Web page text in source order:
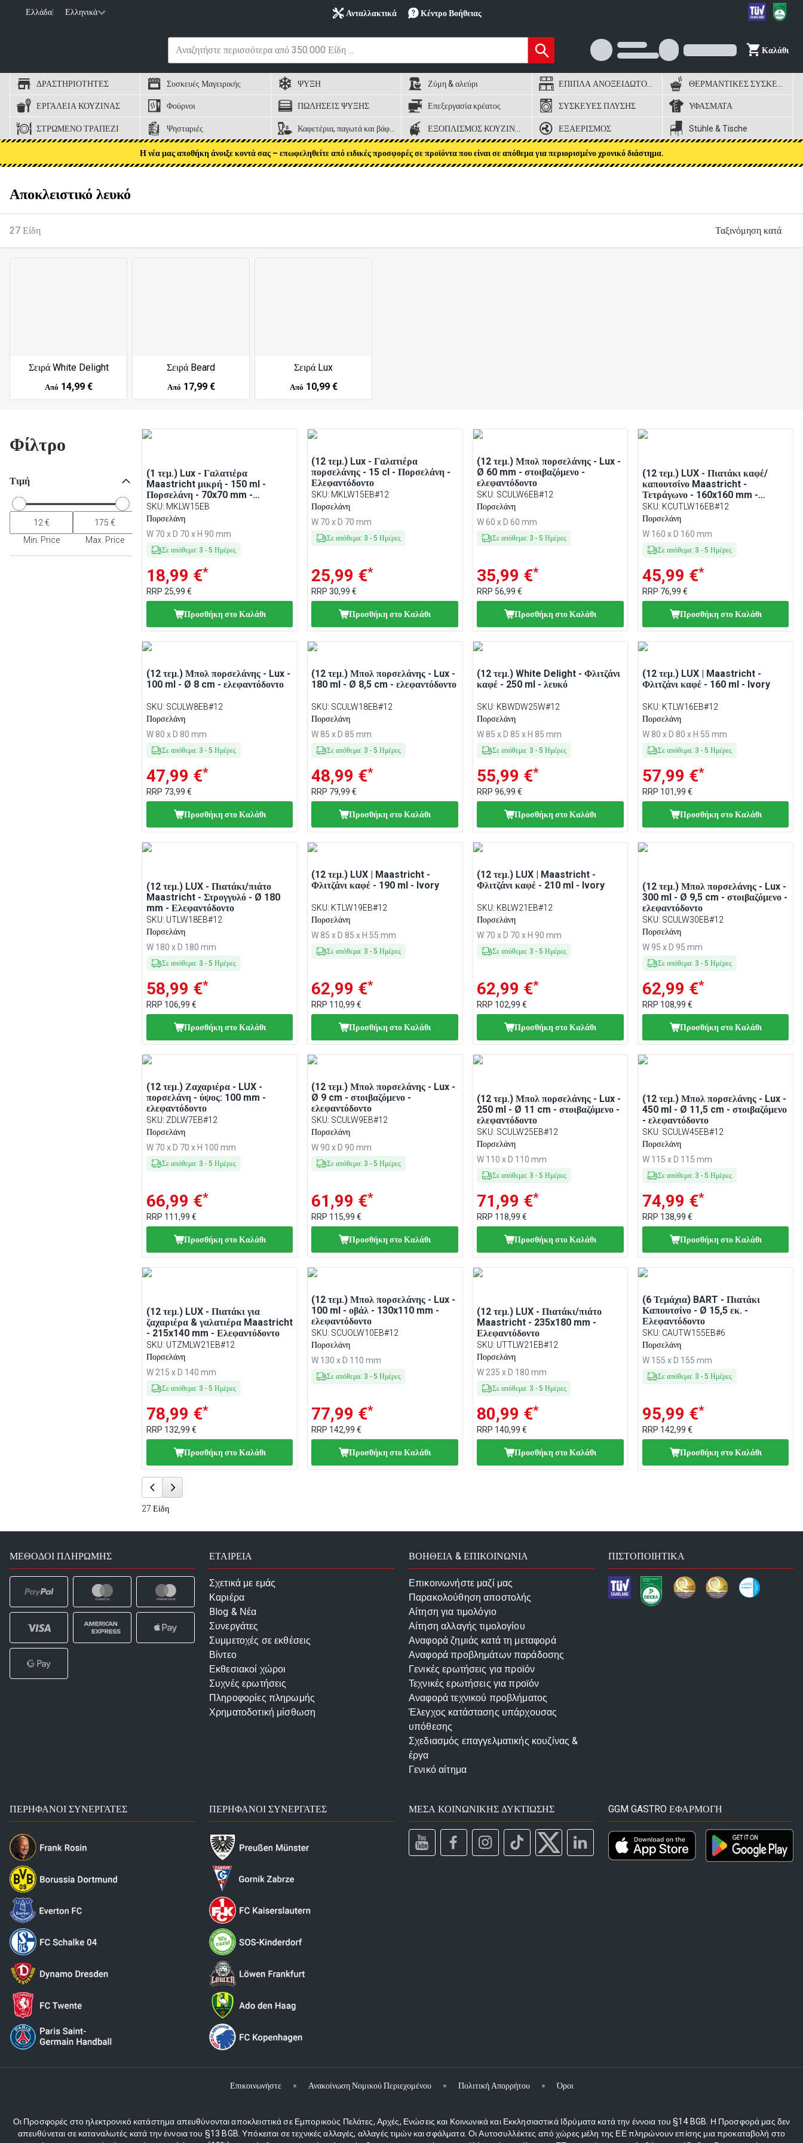
Ελλάδα Ελληνικά Ανταλλακτικά Κέντρο Βοήθειας
Καλάθι
ΔΡΑΣΤΗΡΙΟΤΗΤΕΣ Συσκευές Μαγειρικής ΨΥΞΗ Ζύμη & αλεύρι ΕΠΙΠΛΑ ΑΝΟΞΕΙΔΩΤΟΣ ΧΑΛΥΒΑΣ
ΕΡΓΑΛΕΙΑ ΚΟΥΖΙΝΑΣ Φούρνοι ΠΩΛΗΣΕΙΣ ΨΥΞΗΣ Επεξεργασία κρέατος ΣΥΣΚΕΥΕΣ ΠΛΥΣΗΣ ΥΦΑΣΜΑΤΑ
ΣΤΡΩΜΕΝΟ ΤΡΑΠΕΖΙ Ψησταριές Καφετέρια, παγωτά και βάφλες ΕΞΑΕΡΙΣΜΟΣ Stühle & Tische
Η νέα μας αποθήκη άνοιξε κοντά σας – επωφεληθείτε από ειδικές προσφορές σε προϊόντα που είναι σε απόθεμα για περιορισμένο χρονικό διάστημα.
Αποκλειστικό λευκό
27 Είδη Ταξινόμηση κατά
Σειρά White Delight
Από 14,99 €
Σειρά Beard
Από 17,99 €
Σειρά Lux
Από 10,99 €
Φίλτρο
Τιμή
Min. Price Max. Price
(1 τεμ.) Lux - Γαλατιέρα
Maastricht μικρή - 150 ml -
Πορσελάνη - 70x70 mm -
Ελεφαντόδοντο
SKU: MKLW15EB
Πορσελάνη
W 70 x D 70 x H 90 mm
Σε απόθεμα: 3 - 5 Ημέρες
18,99 €*
RRP 25,99 €
Προσθήκη στο Καλάθι
(12 τεμ.) Lux - Γαλατιέρα
πορσελάνης - 15 cl - Πορσελάνη -
Ελεφαντόδοντο
SKU: MKLW15EB#12
Πορσελάνη
W 70 x D 70 mm
Σε απόθεμα: 3 -5 Ημέρες
25,99 €*
RRP30,99 €
Προσθήκη στο Καλάθι
(12 τεμ.) Μπολ πορσελάνης - Lux -
Ø 60 mm - στοιβαζόμενο -
ελεφαντόδοντο
SKU: SCULW6EB#12
Πορσελάνη
W 60 x D 60 mm
Σε απόθεμα: 3 -5 Ημέρες
35,99 €*
RRP 56,99 €
Προσθήκη στο Καλάθι
(12 τεμ.) LUX - Πιατάκι καφέ/
καπουτσίνο Maastricht -
Τετράγωνο - 160x160 mm -
Ελεφαντόδοντο
SKU: KCUTLW16EB#12
Πορσελάνη
W 160 x D 160 mm
Σε απόθεμα: 3 - 5 Ημέρες
45,99 €*
RRP 76,99 €
Προσθήκη στο Καλάθι
(12 τεμ.) Μπολ πορσελάνης - Lux -
100 ml - Ø 8 cm - ελεφαντόδοντο
SKU: SCULW8EB#12
Πορσελάνη
W 80 x D 80 mm
Σε απόθεμα: 3 - 5 Ημέρες
47,99 €*
RRP 73,99 €
Προσθήκη στο Καλάθι
(12 τεμ.) Μπολ πορσελάνης - Lux -
180 ml - Ø 8,5 cm - ελεφαντόδοντο
SKU: SCULW18EB#12
Πορσελάνη
W 85 x D 85 mm
Σε απόθεμα: 3 -5 Ημέρες
48,99 €*
RRP 79,99 €
Προσθήκη στο Καλάθι
(12 τεμ.) White Delight - Φλιτζάνι
καφέ - 250 ml - λευκό
SKU: KBWDW25W#12
Πορσελάνη
W 85 x D 85 x H 85 mm
Σε απόθεμα: 3 -5 Ημέρες
55,99 €*
RRP96,99 €
Προσθήκη στο Καλάθι
(12 τεμ.) LUX | Maastricht -
Φλιτζάνι καφέ - 160 ml - Ivory
SKU: KTLW16EB#12
Πορσελάνη
W 80 x D 80 x H 55 mm
Σε απόθεμα: 3 - 5 Ημέρες
57,99 €*
RRP 101,99 €
Προσθήκη στο Καλάθι
(12 τεμ.) LUX - Πιατάκι/πιάτο
Maastricht - Στρογγυλό - Ø 180
mm - Ελεφαντόδοντο
SKU: UTLW18EB#12
Πορσελάνη
W 180 x D 180 mm
Σε απόθεμα: 3 - 5 Ημέρες
58,99 €*
RRP 106,99 €
Προσθήκη στο Καλάθι
(12 τεμ.) LUX | Maastricht -
Φλιτζάνι καφέ - 190 ml - Ivory
SKU: KTLW19EB#12
Πορσελάνη
W 85 x D 85 x H 55 mm
Σε απόθεμα: 3 -5 Ημέρες
62,99 €*
RRP 110,99 €
Προσθήκη στο Καλάθι
(12 τεμ.) LUX | Maastricht -
Φλιτζάνι καφέ - 210 ml - Ivory
SKU: KBLW21EB#12
Πορσελάνη
W 70 x D 70 x H 90 mm
Σε απόθεμα: 3 -5 Ημέρες
62,99 €*
RRP 102,99 €
Προσθήκη στο Καλάθι
(12 τεμ.) Μπολ πορσελάνης - Lux -
300 ml - Ø 9,5 cm - στοιβαζόμενο -
ελεφαντόδοντο
SKU: SCULW30EB#12
Πορσελάνη
W 95 x D 95 mm
Σε απόθεμα: 3 - 5 Ημέρες
62,99 €*
RRP 108,99 €
Προσθήκη στο Καλάθι
(12 τεμ.) Ζαχαριέρα - LUX -
πορσελάνη - ύψος: 100 mm -
ελεφαντόδοντο
SKU: ZDLW7EB#12
Πορσελάνη
W 70 x D 70 x H 100 mm
Σε απόθεμα: 3 - 5 Ημέρες
66,99 €*
RRP 111,99 €
Προσθήκη στο Καλάθι
(12 τεμ.) Μπολ πορσελάνης - Lux -
Ø 9 cm - στοιβαζόμενο -
ελεφαντόδοντο
SKU: SCULW9EB#12
Πορσελάνη
W 90 x D 90 mm
Σε απόθεμα: 3 -5 Ημέρες
61,99 €*
RRP 115,99 €
Προσθήκη στο Καλάθι
(12 τεμ.) Μπολ πορσελάνης - Lux -
250 ml - Ø 11 cm - στοιβαζόμενο -
ελεφαντόδοντο
SKU: SCULW25EB#12
Πορσελάνη
W 110 x D 110 mm
Σε απόθεμα: 3 -5 Ημέρες
71,99 €*
RRP 118,99 €
Προσθήκη στο Καλάθι
(12 τεμ.) Μπολ πορσελάνης - Lux -
450 ml - Ø 11,5 cm - στοιβαζόμενο
- ελεφαντόδοντο
SKU: SCULW45EB#12
Πορσελάνη
W 115 x D 115 mm
Σε απόθεμα: 3 - 5 Ημέρες
74,99 €*
RRP 138,99 €
Προσθήκη στο Καλάθι
(12 τεμ.) LUX - Πιατάκι για
ζαχαριέρα & γαλατιέρα Maastricht
- 215x140 mm - Ελεφαντόδοντο
SKU: UTZMLW21EB#12
Πορσελάνη
W 215 x D 140 mm
Σε απόθεμα: 3 - 5 Ημέρες
78,99 €*
RRP 132,99 €
Προσθήκη στο Καλάθι
(12 τεμ.) Μπολ πορσελάνης - Lux -
100 ml - οβάλ - 130x110 mm -
ελεφαντόδοντο
SKU: SCUOLW10EB#12
Πορσελάνη
W 130 x D 110 mm
Σε απόθεμα: 3 -5 Ημέρες
77,99 €*
RRP 142,99 €
Προσθήκη στο Καλάθι
(12 τεμ.) LUX - Πιατάκι/πιάτο
Maastricht - 235x180 mm -
Ελεφαντόδοντο
SKU: UTTLW21EB#12
Πορσελάνη
W 235 x D 180 mm
Σε απόθεμα: 3 -5 Ημέρες
80,99 €*
RRP 140,99 €
Προσθήκη στο Καλάθι
(6 Τεμάχια) BART - Πιατάκι
Καπουτσίνο - Ø 15,5 εκ. -
Ελεφαντόδοντο
SKU: CAUTW155EB#6
Πορσελάνη
W 155 x D 155 mm
Σε απόθεμα: 3 - 5 Ημέρες
95,99 €*
RRP 142,99 €
Προσθήκη στο Καλάθι
27 Είδη
ΜΈΘΟΔΟΙ ΠΛΗΡΩΜΉΣ ΕΤΑΙΡΕΙΑ
Σχετικά με εμάς
Καριέρα
Blog & Νέα
Συνεργάτες
Συμμετοχές σε εκθέσεις
Βίντεο
Εκθεσιακοί χώροι
Συχνές ερωτήσεις
Πληροφορίες πληρωμής
Χρηματοδοτική μίσθωση
ΒΟΗΘΕΙΑ & ΕΠΙΚΟΙΝΩΝΙΑ
Επικοινωνήστε μαζί μας
Παρακολούθηση αποστολής
Αίτηση για τιμολόγιο
Αίτηση αλλαγής τιμολογίου
Αναφορά ζημιάς κατά τη μεταφορά
Αναφορά προβλημάτων παράδοσης
Γενικές ερωτήσεις για προϊόν
Τεχνικές ερωτήσεις για προϊόν
Αναφορά τεχνικού προβλήματος
Έλεγχος κατάστασης υπάρχουσας
υπόθεσης
Σχεδιασμός επαγγελματικής κουζίνας &
έργα
Γενικό αίτημα
ΠΙΣΤΟΠΟΙΗΤΙΚΆ
ΠΕΡΉΦΑΝΟΙ ΣΥΝΕΡΓΆΤΕΣ ΠΕΡΉΦΑΝΟΙ ΣΥΝΕΡΓΆΤΕΣ ΜΈΣΑ ΚΟΙΝΩΝΙΚΉΣ ΔΥΚΤΊΩΣΗΣ GGM GASTRO ΕΦΑΡΜΟΓΉ
Επικοινωνήστε Ανακοίνωση Νομικού Περιεχομένου Πολιτική Απορρήτου Όροι
Οι Προσφορές στο ηλεκτρονικό κατάστημα απευθύνονται αποκλειστικά σε Εμπορικούς Πελάτες, Αρχές, Ενώσεις και Κοινωνικά και Εκκλησιαστικά Ιδρύματα κατά την έννοια του §14 BGB. Η Προσφορά μας δεν
απευθύνεται σε καταναλωτές κατά την έννοια του §13 BGB. Υπόκειται σε τεχνικές αλλαγές, αλλαγές τιμών και σφάλματα. Οι Αυτοσυλλέκτες από χώρες μέλη της ΕΕ πληρώνουν επίσης μια προκαταβολή στο